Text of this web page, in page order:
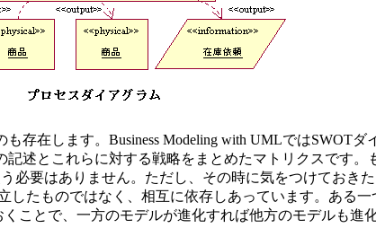
在します。Business Modeling with UMLではSWOTダ
述とこれらに対する戦略をまとめたマトリクスです
必要はありません。ただし、その時に気をつけておき
たものではなく、相互に依存しあっています。ある
ことで、一方のモデルが進化すれば他方のモデルも進